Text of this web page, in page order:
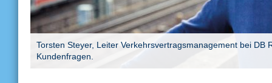
Torsten Steyer, Leiter Verkehrsvertragsmanagement bei DB
Kundenfragen.